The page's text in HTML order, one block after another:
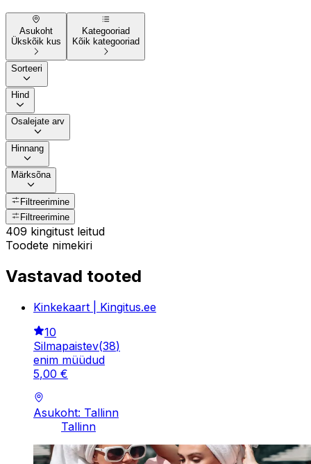
Asukoht
Ükskõik kus
Kategooriad
Kõik kategooriad
Sorteeri
Hind
Osalejate arv
Hinnang
Märksõna
Filtreerimine
Filtreerimine
409 kingitust leitud
Toodete nimekiri
Vastavad tooted
Kinkekaart | Kingitus.ee
10
Silmapaistev(38)
enim müüdud
5,00 €
Asukoht: Tallinn
Tallinn